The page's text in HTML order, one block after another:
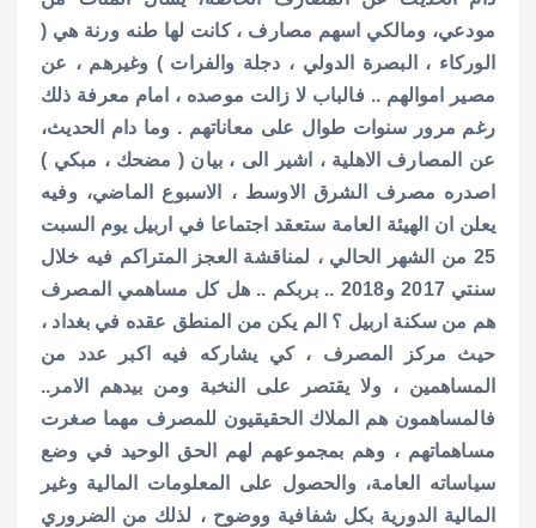
مودعي، ومالكي اسهم مصارف ، كانت لها طنه ورنة هي (
الوركاء ، البصرة الدولي ، دجلة والفرات ) وغيرهم ، عن
مصير اموالهم .. فالباب لا زالت موصده ، امام معرفة ذلك
رغم مرور سنوات طوال على معاناتهم . وما دام الحديث،
عن المصارف الاهلية ، اشير الى ، بيان ( مضحك ، مبكي )
اصدره مصرف الشرق الاوسط ، الاسبوع الماضي، وفيه
يعلن ان الهيئة العامة ستعقد اجتماعا في اربيل يوم السبت
25 من الشهر الحالي ، لمناقشة العجز المتراكم فيه خلال
سنتي 2017 و2018 .. بربكم .. هل كل مساهمي المصرف
هم من سكنة اربيل ؟ الم يكن من المنطق عقده في بغداد ،
حيث مركز المصرف ، كي يشاركه فيه اكبر عدد من
المساهمين ، ولا يقتصر على النخبة ومن بيدهم الامر..
فالمساهمون هم الملاك الحقيقيون للمصرف مهما صغرت
مساهماتهم ، وهم بمجموعهم لهم الحق الوحيد في وضع
سياساته العامة، والحصول على المعلومات المالية وغير
المالية الدورية بكل شفافية ووضوح ، لذلك من الضروري